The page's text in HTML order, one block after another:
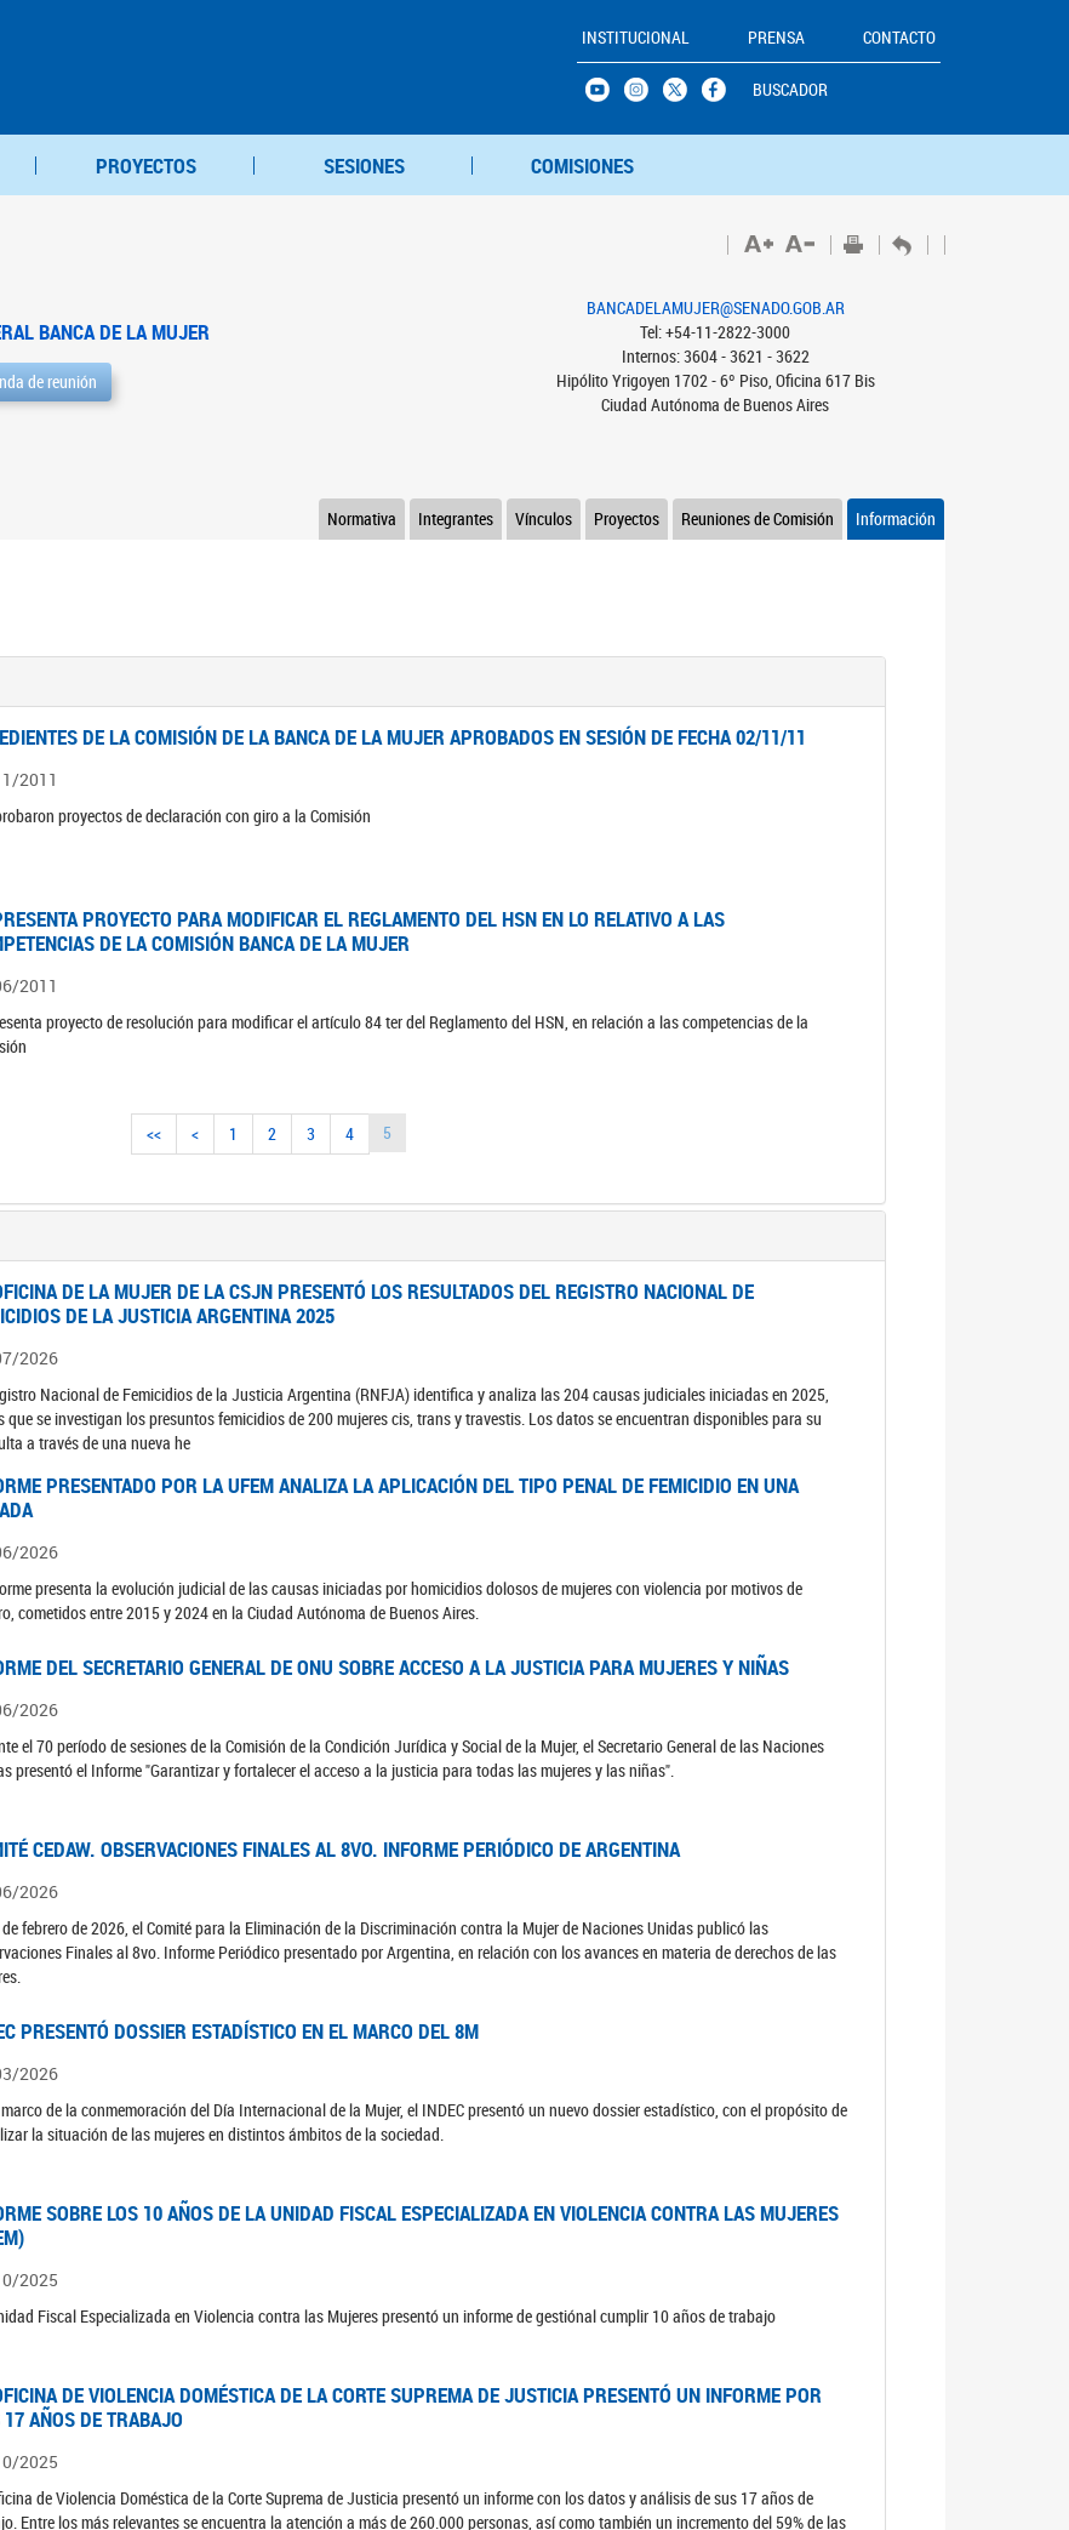
INSTITUCIONAL PRENSA CONTACTO
BUSCADOR
PROYECTOS SESIONES COMISIONES
BANCA DE LA MUJER
de reunión
BANCADELAMUJER@SENADO.GOB.AR
Tel: +54-11-2822-3000
Internos: 3604 - 3621 - 3622
Hipólito Yrigoyen 1702 - 6º Piso, Oficina 617 Bis
Ciudad Autónoma de Buenos Aires
Información
Reuniones de Comisión
Proyectos
Vínculos
Integrantes
Normativa
DE LA COMISIÓN DE LA BANCA DE LA MUJER APROBADOS EN SESIÓN DE FECHA 02/11/11
2011
proyectos de declaración con giro a la Comisión
PROYECTO PARA MODIFICAR EL REGLAMENTO DEL HSN EN LO RELATIVO A LAS
DE LA COMISIÓN BANCA DE LA MUJER
2011
proyecto de resolución para modificar el artículo 84 ter del Reglamento del HSN, en relación a las competencias de la
<< < 1 2 3 4 5
DE LA MUJER DE LA CSJN PRESENTÓ LOS RESULTADOS DEL REGISTRO NACIONAL DE
DE LA JUSTICIA ARGENTINA 2025
2026
Nacional de Femicidios de la Justicia Argentina (RNFJA) identifica y analiza las 204 causas judiciales iniciadas en 2025,
que se investigan los presuntos femicidios de 200 mujeres cis, trans y travestis. Los datos se encuentran disponibles para su
a través de una nueva he
PRESENTADO POR LA UFEM ANALIZA LA APLICACIÓN DEL TIPO PENAL DE FEMICIDIO EN UNA
2026
presenta la evolución judicial de las causas iniciadas por homicidios dolosos de mujeres con violencia por motivos de
cometidos entre 2015 y 2024 en la Ciudad Autónoma de Buenos Aires.
DEL SECRETARIO GENERAL DE ONU SOBRE ACCESO A LA JUSTICIA PARA MUJERES Y NIÑAS
2026
el 70 período de sesiones de la Comisión de la Condición Jurídica y Social de la Mujer, el Secretario General de las Naciones
presentó el Informe "Garantizar y fortalecer el acceso a la justicia para todas las mujeres y las niñas".
CEDAW. OBSERVACIONES FINALES AL 8VO. INFORME PERIÓDICO DE ARGENTINA
2026
de febrero de 2026, el Comité para la Eliminación de la Discriminación contra la Mujer de Naciones Unidas publicó las
Finales al 8vo. Informe Periódico presentado por Argentina, en relación con los avances en materia de derechos de las
PRESENTÓ DOSSIER ESTADÍSTICO EN EL MARCO DEL 8M
2026
marco de la conmemoración del Día Internacional de la Mujer, el INDEC presentó un nuevo dossier estadístico, con el propósito de
la situación de las mujeres en distintos ámbitos de la sociedad.
SOBRE LOS 10 AÑOS DE LA UNIDAD FISCAL ESPECIALIZADA EN VIOLENCIA CONTRA LAS MUJERES
2025
Fiscal Especializada en Violencia contra las Mujeres presentó un informe de gestiónal cumplir 10 años de trabajo
DE VIOLENCIA DOMÉSTICA DE LA CORTE SUPREMA DE JUSTICIA PRESENTÓ UN INFORME POR
AÑOS DE TRABAJO
2025
de Violencia Doméstica de la Corte Suprema de Justicia presentó un informe con los datos y análisis de sus 17 años de
Entre los más relevantes se encuentra la atención a más de 260.000 personas, así como también un incremento del 59% de las